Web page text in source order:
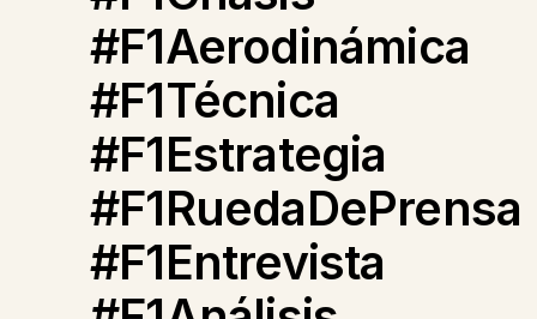
#F1Aerodinámica
#F1Técnica
#F1Estrategia
#F1RuedaDePrensa
#F1Entrevista